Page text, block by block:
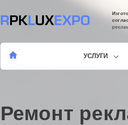
УСЛУГИ
Ремонт